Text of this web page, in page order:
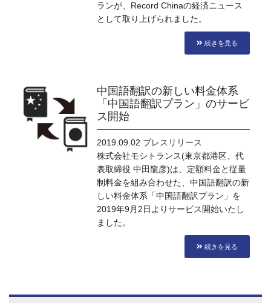
ランが、Record Chinaの経済ニュース
として取り上げられました。
続きを見る
中国語翻訳の新しい料金体系
「中国語翻訳プラン」のサービ
ス開始
2019.09.02 プレスリリース
株式会社モシトランス(東京都港区、代
表取締役 中田龍彦)は、定額料金と従量
制料金を組み合わせた、中国語翻訳の新
しい料金体系「中国語翻訳プラン」を
2019年9月2日よりサービス開始いたし
ました。
続きを見る